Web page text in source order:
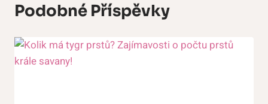
Podobné Příspěvky